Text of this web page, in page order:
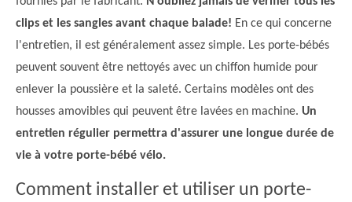
clips et les sangles avant chaque balade! En ce qui concerne
l'entretien, il est généralement assez simple. Les porte-bébés
peuvent souvent être nettoyés avec un chiffon humide pour
enlever la poussière et la saleté. Certains modèles ont des
housses amovibles qui peuvent être lavées en machine. Un
entretien régulier permettra d'assurer une longue durée de
vie à votre porte-bébé vélo.
Comment installer et utiliser un porte-